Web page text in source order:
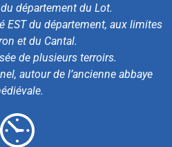
département du Lot.
EST du département, aux limites
et du Cantal.
de plusieurs terroirs.
autour de l’ancienne abbaye